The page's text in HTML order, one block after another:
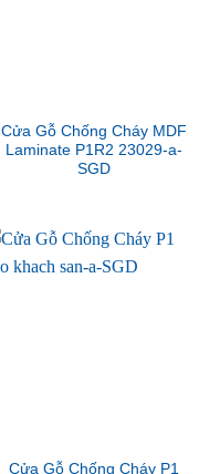
Cửa Gỗ Chống Cháy MDF
Laminate P1R2 23029-a-
SGD
Cửa Gỗ Chống Cháy P1